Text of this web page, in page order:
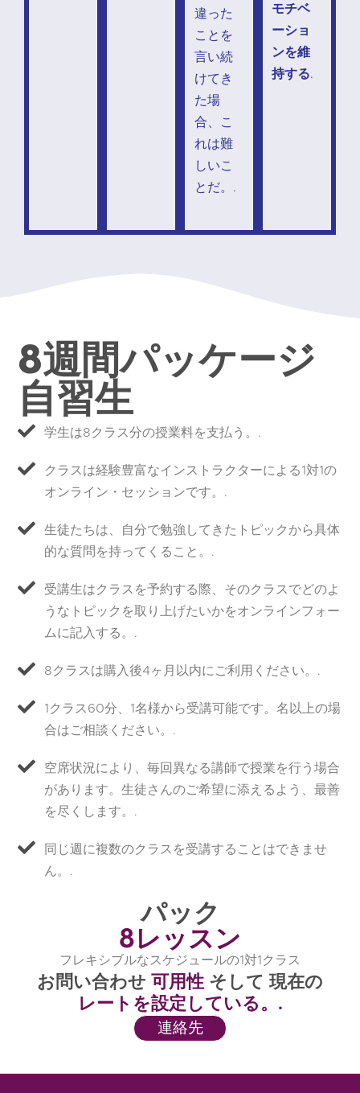
違った
ことを
言い続
けてき
た場
合、こ
れは難
しいこ
とだ。.
モチベ
ーショ
ンを維
持する.
8週間パッケージ
自習生
学生は8クラス分の授業料を支払う。.
クラスは経験豊富なインストラクターによる1対1の
オンライン・セッションです。.
生徒たちは、自分で勉強してきたトピックから具体
的な質問を持ってくること。.
受講生はクラスを予約する際、そのクラスでどのよ
うなトピックを取り上げたいかをオンラインフォー
ムに記入する。.
8クラスは購入後4ヶ月以内にご利用ください。.
1クラス60分、1名様から受講可能です。名以上の場
合はご相談ください。.
空席状況により、毎回異なる講師で授業を行う場合
があります。生徒さんのご希望に添えるよう、最善
を尽くします。.
同じ週に複数のクラスを受講することはできませ
ん。.
パック
8レッスン
フレキシブルなスケジュールの1対1クラス
お問い合わせ 可用性 そして 現在の
レートを設定している。.
連絡先